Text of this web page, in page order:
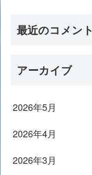
最近のコメント
アーカイブ
2026年5月
2026年4月
2026年3月